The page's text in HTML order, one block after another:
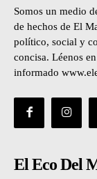
Somos un medio
de hechos de El
político, social y
concisa. Léenos
informado
El Eco Del